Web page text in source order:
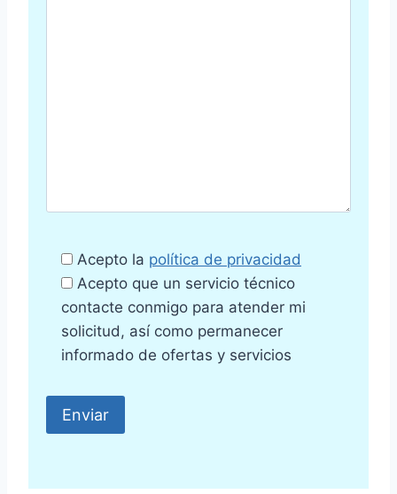
Acepto la política de privacidad
Acepto que un servicio técnico
contacte conmigo para atender mi
solicitud, así como permanecer
informado de ofertas y servicios